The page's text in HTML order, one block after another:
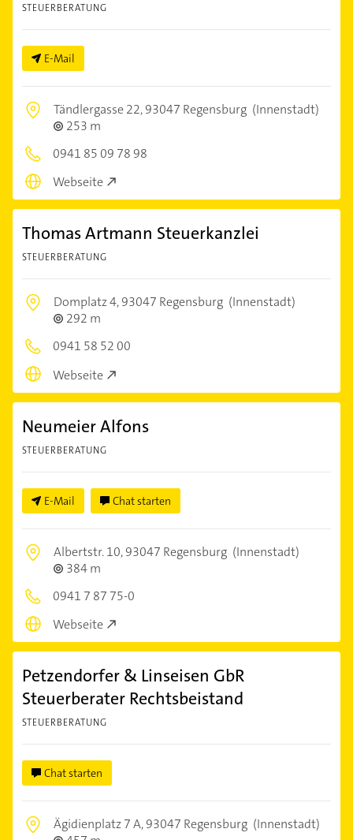
STEUERBERATUNG
E-Mail
Tändlergasse 22,93047 Regensburg (Innenstadt)
253 m
0941 85 09 78 98
Webseite
Thomas Artmann Steuerkanzlei
STEUERBERATUNG
Domplatz 4,93047 Regensburg (Innenstadt)
292 m
0941 58 52 00
Webseite
Neumeier Alfons
STEUERBERATUNG
E-Mail Chat starten
Albertstr. 10,93047 Regensburg (Innenstadt)
384 m
0941 7 87 75-0
Webseite
Petzendorfer & Linseisen GbR
Steuerberater Rechtsbeistand
STEUERBERATUNG
Chat starten
Ägidienplatz 7 A,93047 Regensburg (Innenstadt)